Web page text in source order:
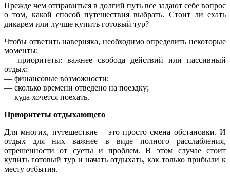
Прежде чем отправиться в долгий путь все задают себе вопрос
о том, какой способ путешествия выбрать. Стоит ли ехать
дикарем или лучше купить готовый тур?
Чтобы ответить наверняка, необходимо определить некоторые
моменты:
— приоритеты: важнее свобода действий или пассивный
отдых;
— финансовые возможности;
— сколько времени отведено на поездку;
— куда хочется поехать.
Приоритеты отдыхающего
Для многих, путешествие – это просто смена обстановки. И
отдых для них важнее в виде полного расслабления,
отрешенности от суеты и проблем. В этом случае стоит
купить готовый тур и начать отдыхать, как только прибыли к
месту отбытия.